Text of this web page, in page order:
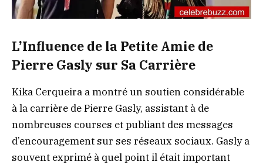
L’Influence de la Petite Amie de
Pierre Gasly sur Sa Carrière
Kika Cerqueira a montré un soutien considérable
à la carrière de Pierre Gasly, assistant à de
nombreuses courses et publiant des messages
d’encouragement sur ses réseaux sociaux. Gasly a
souvent exprimé à quel point il était important